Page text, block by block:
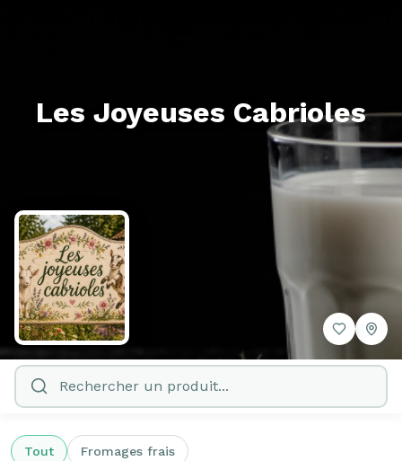
Les Joyeuses Cabrioles
Tout Fromages frais